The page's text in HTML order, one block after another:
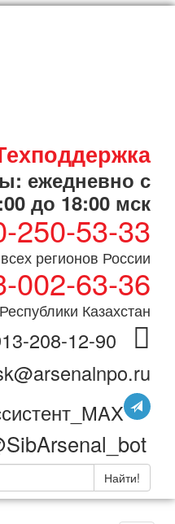
ежедневно с
до 18:00 мск
250-53-33
регионов России
002-63-36
Казахстан
208-12-90
Найти!